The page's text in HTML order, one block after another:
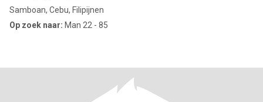
Samboan, Cebu, Filipijnen
Op zoek naar: Man 22 - 85